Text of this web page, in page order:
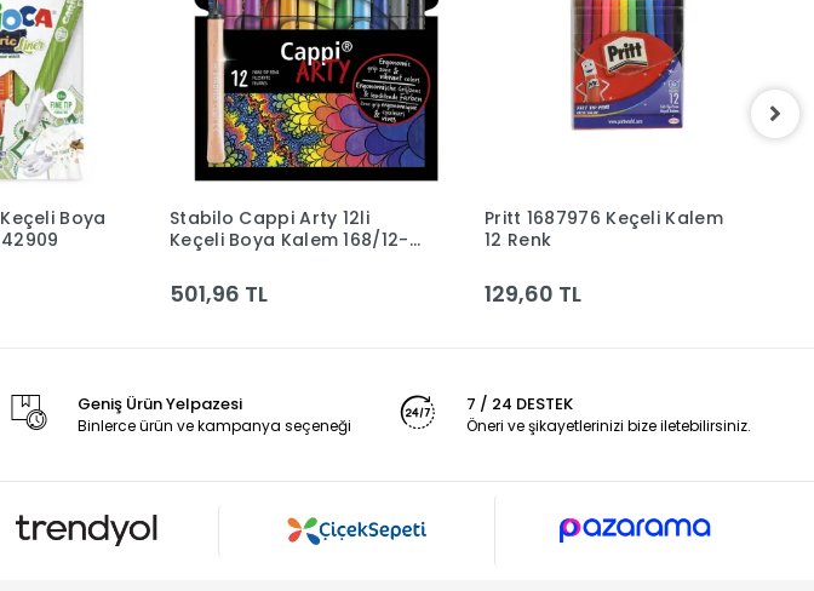
EkleBoya
Sepete Ekle
Stabilo Cappi Arty 12li
Keçeli Boya Kalem 168/12-
501,96 TL
Sepete Ekle
Pritt 1687976 Keçeli Kalem
12 Renk
129,60 TL
Geniş Ürün Yelpazesi
Binlerce ürün ve kampanya seçeneği
7 / 24 DESTEK
Öneri ve şikayetlerinizi bize iletebilirsiniz.